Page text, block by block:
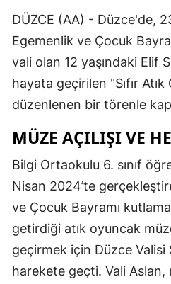
DÜZCE (AA) - Düzce'de,
Egemenlik ve Çocuk
vali olan 12 yaşındaki Elif
hayata geçirilen "Sıfır
düzenlenen bir törenle
MÜZE AÇILIŞI VE
Bilgi Ortaokulu 6. sınıf
Nisan 2024’te
ve Çocuk Bayramı
getirdiği atık oyuncak
geçirmek için Düzce
harekete geçti. Vali Aslan,